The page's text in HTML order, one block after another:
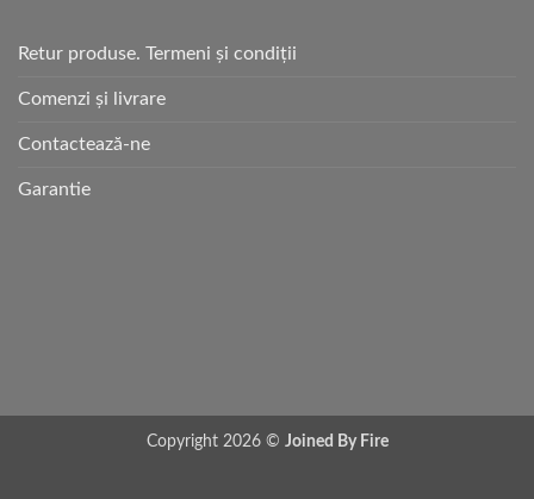
Retur produse. Termeni și condiții
Comenzi și livrare
Contactează-ne
Garantie
Copyright 2026 © Joined By Fire